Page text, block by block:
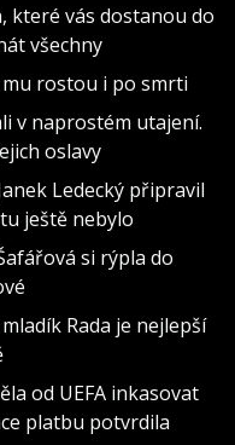
které vás dostanou do
všechny
rostou i po smrti
v naprostém utajení.
oslavy
Ledecký připravil
ještě nebylo
si rýpla do
Rada je nejlepší
od UEFA inkasovat
platbu potvrdila